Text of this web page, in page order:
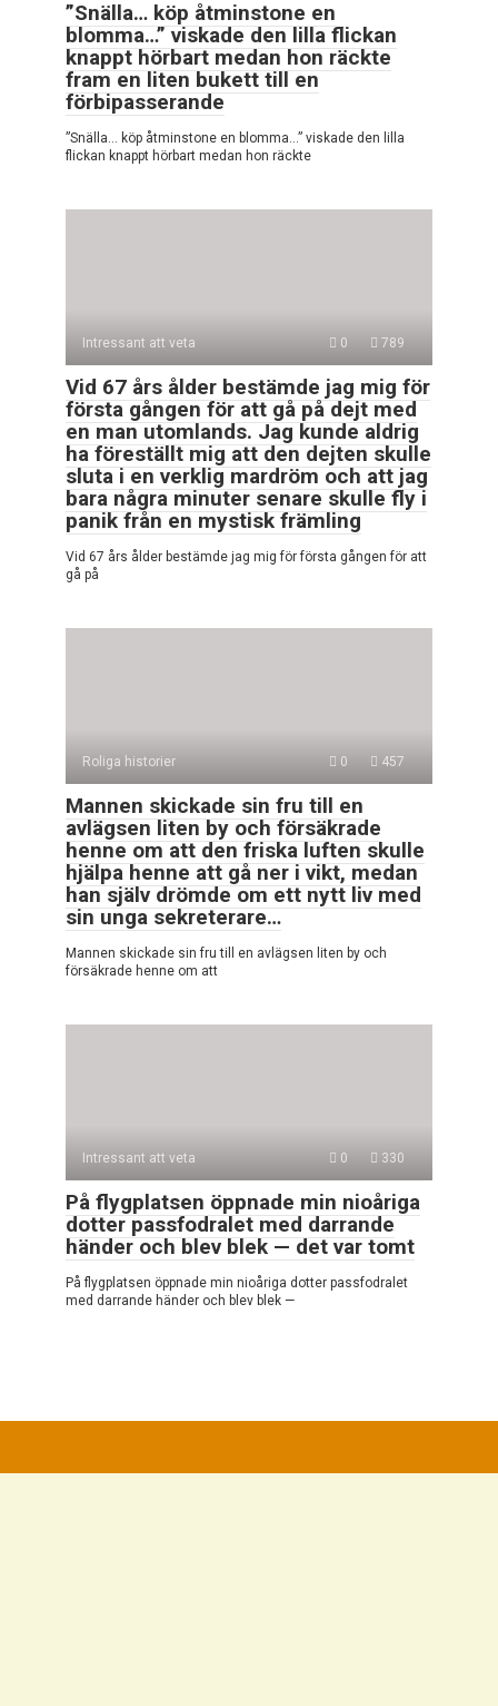
”Snälla… köp åtminstone en
blomma…” viskade den lilla flickan
knappt hörbart medan hon räckte
fram en liten bukett till en
förbipasserande
”Snälla… köp åtminstone en blomma…” viskade den lilla
flickan knappt hörbart medan hon räckte
Intressant att veta 0 789
Vid 67 års ålder bestämde jag mig för
första gången för att gå på dejt med
en man utomlands. Jag kunde aldrig
ha föreställt mig att den dejten skulle
sluta i en verklig mardröm och att jag
bara några minuter senare skulle fly i
panik från en mystisk främling
Vid 67 års ålder bestämde jag mig för första gången för att
gå på
Roliga historier 0 457
Mannen skickade sin fru till en
avlägsen liten by och försäkrade
henne om att den friska luften skulle
hjälpa henne att gå ner i vikt, medan
han själv drömde om ett nytt liv med
sin unga sekreterare…
Mannen skickade sin fru till en avlägsen liten by och
försäkrade henne om att
Intressant att veta 0 330
På flygplatsen öppnade min nioåriga
dotter passfodralet med darrande
händer och blev blek — det var tomt
På flygplatsen öppnade min nioåriga dotter passfodralet
med darrande händer och blev blek —